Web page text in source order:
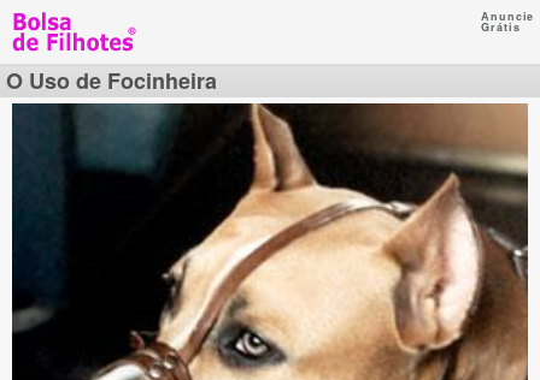
Anuncie
Grátis
O Uso de Focinheira